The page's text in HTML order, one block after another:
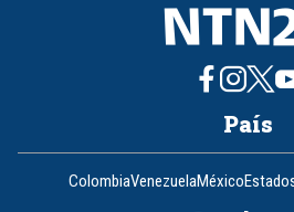
País
ColombiaVenezuelaMéxico